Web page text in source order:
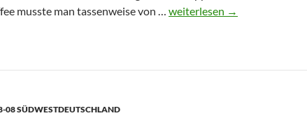
musste man tassenweise von … 12.
weiterlesen →
08 SÜDWESTDEUTSCHLAND